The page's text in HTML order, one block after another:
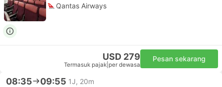
Qantas Airways
USD 279
Termasuk pajak per dewasa
Pesan sekarang
08:35 09:55 1J, 20m